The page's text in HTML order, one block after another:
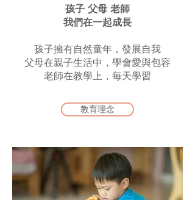
孩子 父母 老師
我們在一起成長
孩子擁有自然童年，發展自我
父母在親子生活中，學會愛與包容
老師在教學上，每天學習
教育理念